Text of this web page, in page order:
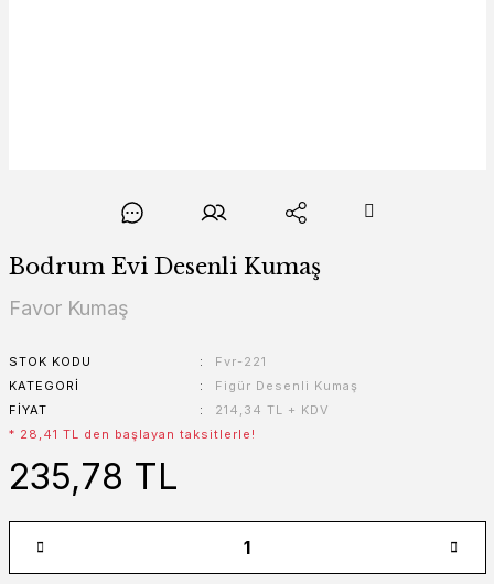
Bodrum Evi Desenli Kumaş
Favor Kumaş
STOK KODU
Fvr-221
KATEGORI
Figür Desenli Kumaş
FIYAT
214,34 TL + KDV
* 28,41 TL den başlayan taksitlerle!
235,78 TL